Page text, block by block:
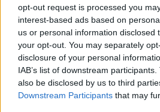
opt-out request is processed you
interest-based ads based on
us or personal information disclosed
your opt-out. You may separately
disclosure of your personal
IAB’s list of downstream
also be disclosed by us to third
Downstream Participants that may
της ζωής της.
Οι αρχές ερευνούν και τα
κοριτσιών ώστε ώστε να
υπάρχουν μηνύματα ή
πυροδότησαν την